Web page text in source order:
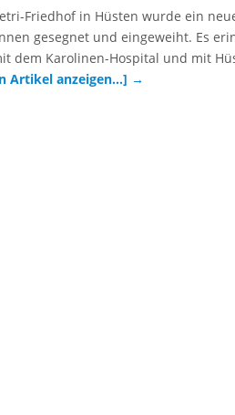
Friedhof in Hüsten wurde ein
gesegnet und eingeweiht. Es
dem Karolinen-Hospital und mit
Artikel anzeigen…] →